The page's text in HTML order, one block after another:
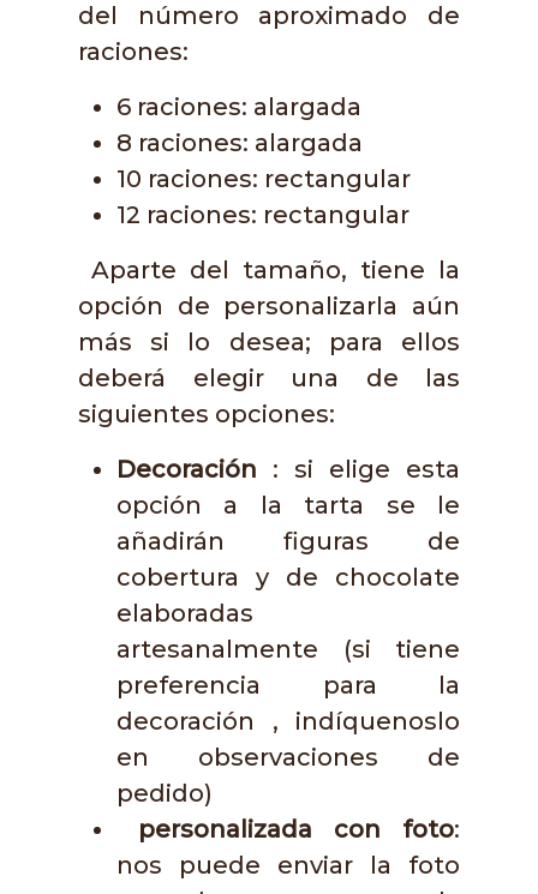
del número aproximado de
raciones:
6 raciones: alargada
8 raciones: alargada
10 raciones: rectangular
12 raciones: rectangular
Aparte del tamaño, tiene la
opción de personalizarla aún
más si lo desea; para ellos
deberá elegir una de las
siguientes opciones:
Decoración : si elige esta
opción a la tarta se le
añadirán figuras de
cobertura y de chocolate
elaboradas
artesanalmente (si tiene
preferencia para la
decoración , indíquenoslo
en observaciones de
pedido)
personalizada con foto:
nos puede enviar la foto